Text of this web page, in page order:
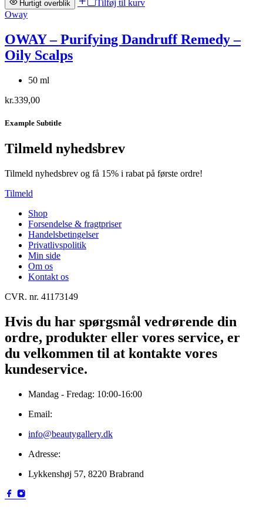
Hurtigt overblik
Tilføj til kurv
Oway
OWAY – Purifying Dandruff Remedy –
Oily Scalps
50 ml
kr.339,00
Example Subtitle
Tilmeld nyhedsbrev
Tilmeld nyhedsbrev og få 15% i rabat på første ordre!
Tilmeld
Shop
Forsendelse & fragtpriser
Handelsbetingelser
Privatlivspolitik
Min side
Om os
Kontakt os
CVR. nr. 41173149
Hvis du har spørgsmål vedrørende din
ordre, produkter eller vores service, er
du velkommen til at kontakte vores
kundeservice.
Mandag - Fredag: 10:00-16:00
Email:
info@beautygallery.dk
Adresse:
Lykkenshøj 57, 8220 Brabrand